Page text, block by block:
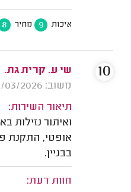
איכות 9 מחיר 8
שי ע. קרית גת.
משוב: 24/03/2026
תיאור השירות:
ואיתור נזילות
אופטי, התקנת
בבניין.
חוות דעת:
10